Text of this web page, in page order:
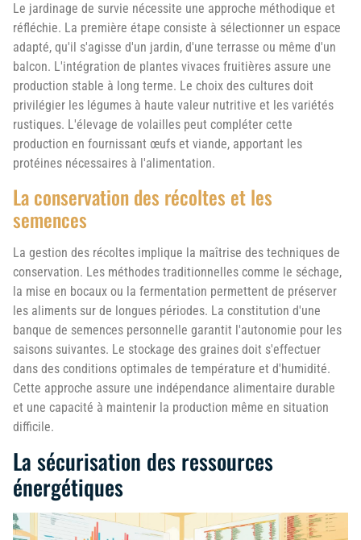
Le jardinage de survie nécessite une approche méthodique et
réfléchie. La première étape consiste à sélectionner un espace
adapté, qu'il s'agisse d'un jardin, d'une terrasse ou même d'un
balcon. L'intégration de plantes vivaces fruitières assure une
production stable à long terme. Le choix des cultures doit
privilégier les légumes à haute valeur nutritive et les variétés
rustiques. L'élevage de volailles peut compléter cette
production en fournissant œufs et viande, apportant les
protéines nécessaires à l'alimentation.
La conservation des récoltes et les
semences
La gestion des récoltes implique la maîtrise des techniques de
conservation. Les méthodes traditionnelles comme le séchage,
la mise en bocaux ou la fermentation permettent de préserver
les aliments sur de longues périodes. La constitution d'une
banque de semences personnelle garantit l'autonomie pour les
saisons suivantes. Le stockage des graines doit s'effectuer
dans des conditions optimales de température et d'humidité.
Cette approche assure une indépendance alimentaire durable
et une capacité à maintenir la production même en situation
difficile.
La sécurisation des ressources
énergétiques